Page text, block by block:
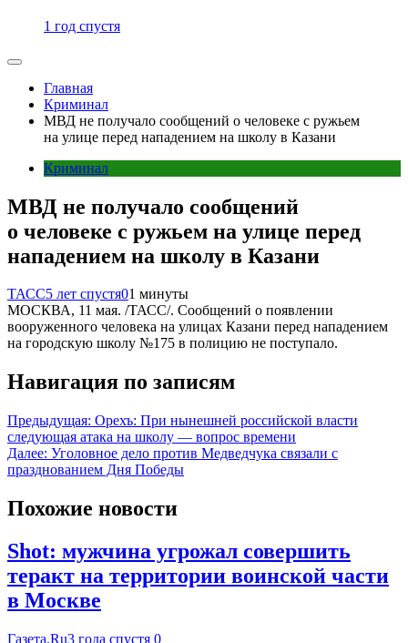
1 год спустя
Главная
Криминал
МВД не получало сообщений о человеке с ружьем
на улице перед нападением на школу в Казани
Криминал
МВД не получало сообщений
о человеке с ружьем на улице перед
нападением на школу в Казани
ТАСС5 лет спустя01 минуты
МОСКВА, 11 мая. /ТАСС/. Сообщений о появлении
вооруженного человека на улицах Казани перед нападением
на городскую школу №175 в полицию не поступало.
Навигация по записям
Предыдущая: Орехъ: При нынешней российской власти
следующая атака на школу — вопрос времени
Далее: Уголовное дело против Медведчука связали с
празднованием Дня Победы
Похожие новости
Shot: мужчина угрожал совершить
теракт на территории воинской части
в Москве
Газета.Ru3 года спустя 0